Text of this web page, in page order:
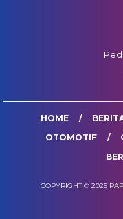
HOME
OTOMOTIF
COPYRIGHT © 2025